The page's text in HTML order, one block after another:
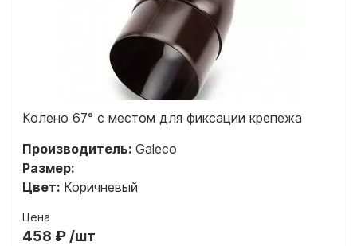
Колено 67° с местом для фиксации крепежа
Производитель: Galeco
Размер:
Цвет: Коричневый
Цена
458 ₽ /шт